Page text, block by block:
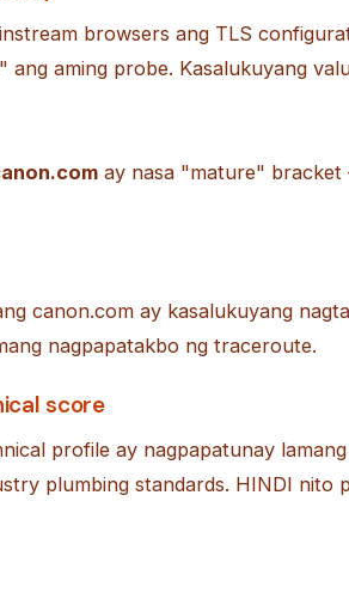
browsers ang TLS
ang aming probe. Kasalukuyang
ay nasa "mature"
canon.com ay kasalukuyang
nagpapatakbo ng traceroute.
score
profile ay nagpapatunay
plumbing standards. HINDI nito